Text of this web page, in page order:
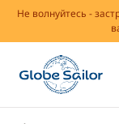
Не волнуйтесь -